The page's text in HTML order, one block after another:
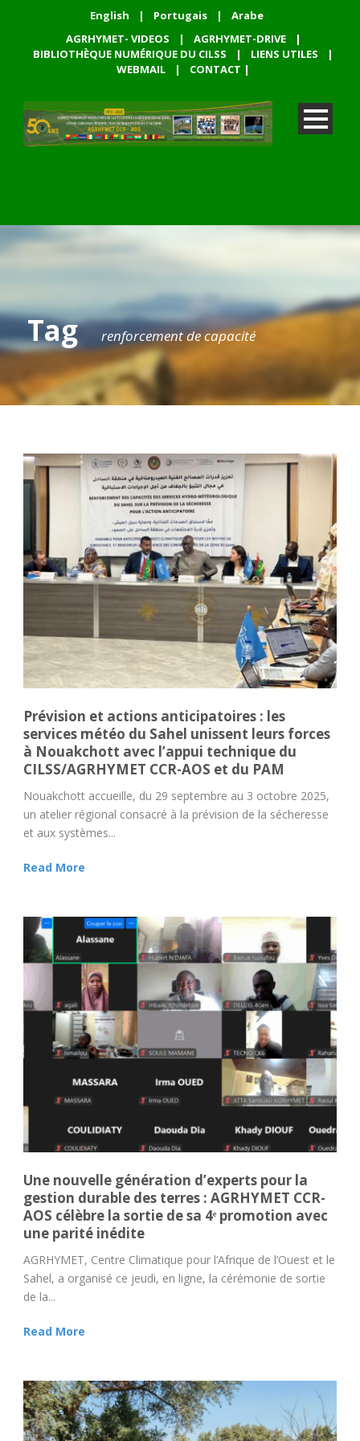
English | Portugais |
Arabe
AGRHYMET- VIDEOS
| AGRHYMET-DRIVE
|
BIBLIOTHÈQUE NUMÉRIQUE DU CILSS
| LIENS UTILES
|
WEBMAIL
| CONTACT |
Tag renforcement de capacité
Prévision et actions anticipatoires : les
services météo du Sahel unissent leurs forces
à Nouakchott avec l’appui technique du
CILSS/AGRHYMET CCR-AOS et du PAM
Nouakchott accueille, du 29 septembre au 3 octobre 2025,
un atelier régional consacré à la prévision de la sécheresse
et aux systèmes...
Read More
Une nouvelle génération d’experts pour la
gestion durable des terres : AGRHYMET CCR-
AOS célèbre la sortie de sa 4ᵉ promotion avec
une parité inédite
AGRHYMET, Centre Climatique pour l’Afrique de l’Ouest et le
Sahel, a organisé ce jeudi, en ligne, la cérémonie de sortie
de la...
Read More